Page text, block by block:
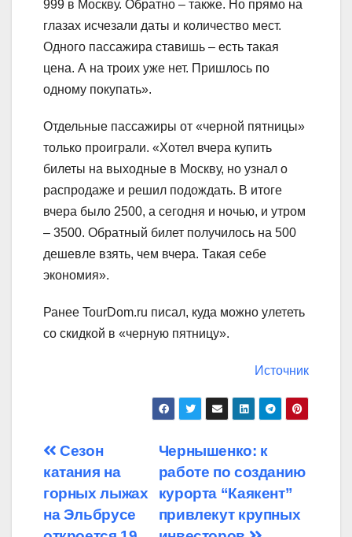
999 в Москву. Обратно – также. Но прямо на
глазах исчезали даты и количество мест.
Одного пассажира ставишь – есть такая
цена. А на троих уже нет. Пришлось по
одному покупать».
Отдельные пассажиры от «черной пятницы»
только проиграли. «Хотел вчера купить
билеты на выходные в Москву, но узнал о
распродаже и решил подождать. В итоге
вчера было 2500, а сегодня и ночью, и утром
– 3500. Обратный билет получилось на 500
дешевле взять, чем вчера. Такая себе
экономия».
Ранее TourDom.ru писал, куда можно улететь
со скидкой в «черную пятницу».
Источник
Навигация
по
записям
Чернышенко: к
работе по созданию
курорта “Каякент”
привлекут крупных
Сезон
катания на
горных лыжах
на Эльбрусе